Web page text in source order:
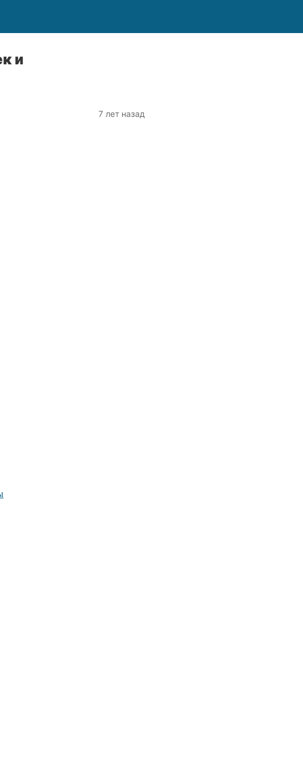
и
7 лет назад